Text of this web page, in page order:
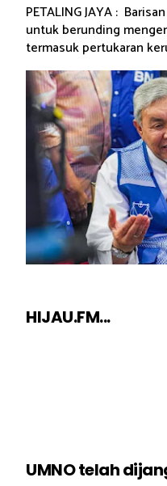
PETALING JAYA :
untuk berunding
termasuk pertukaran
HIJAU.FM...
UMNO telah